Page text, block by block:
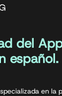
del
español.
en la